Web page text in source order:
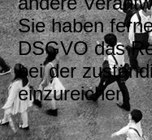
Sie haben
DSGVO das
bei der
einzureichen.